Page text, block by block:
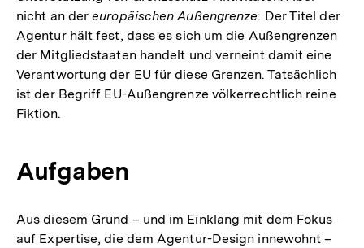
nicht an dereuropäischen Außengrenze: Der Titel der
Agentur hält fest, dass es sich um die Außengrenzen
der Mitgliedstaaten handelt und verneint damit eine
Verantwortung der EU für diese Grenzen. Tatsächlich
ist der Begriff EU-Außengrenze völkerrechtlich reine
Fiktion.
Aufgaben
Aus diesem Grund – und im Einklang mit dem Fokus
auf Expertise, die dem Agentur-Design innewohnt –